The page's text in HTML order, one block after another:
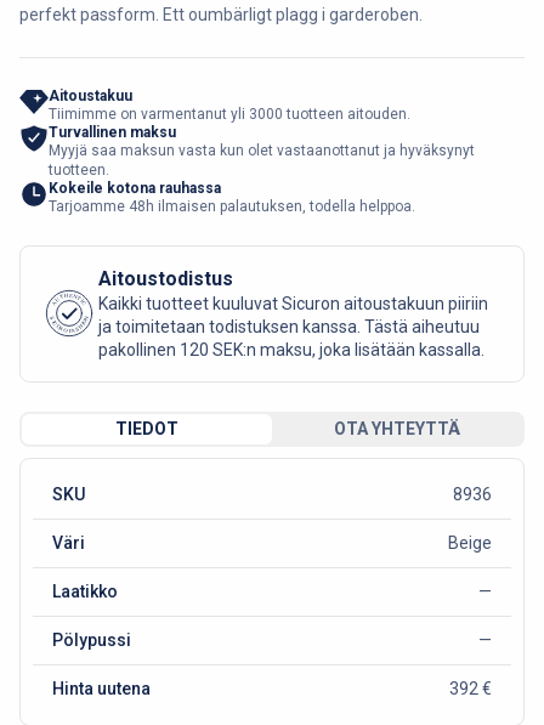
perfekt passform. Ett oumbärligt plagg i garderoben.
Aitoustakuu
Tiimimme on varmentanut yli 3000 tuotteen aitouden.
Turvallinen maksu
Myyjä saa maksun vasta kun olet vastaanottanut ja hyväksynyt
tuotteen.
Kokeile kotona rauhassa
Tarjoamme 48h ilmaisen palautuksen, todella helppoa.
AUTHENTIC
SICURO FASHION
Aitoustodistus
Kaikki tuotteet kuuluvat Sicuron aitoustakuun piiriin
ja toimitetaan todistuksen kanssa. Tästä aiheutuu
pakollinen 120 SEK:n maksu, joka lisätään kassalla.
TIEDOT OTA YHTEYTTÄ
SKU 8936
Väri Beige
Laatikko —
Pölypussi —
Hinta uutena 392 €